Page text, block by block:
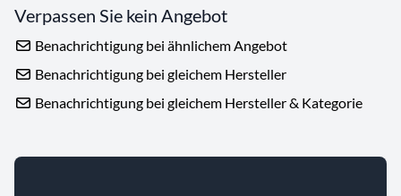
Verpassen Sie kein Angebot
Benachrichtigung bei ähnlichem Angebot
Benachrichtigung bei gleichem Hersteller
Benachrichtigung bei gleichem Hersteller & Kategorie